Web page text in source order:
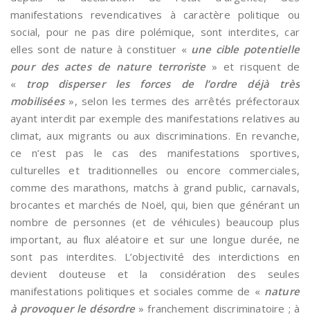
manifestations revendicatives à caractère politique ou
social, pour ne pas dire polémique, sont interdites, car
elles sont de nature à constituer « une cible potentielle
pour des actes de nature terroriste » et risquent de
« trop disperser les forces de l’ordre déjà très
mobilisées», selon les termes des arrêtés préfectoraux
ayant interdit par exemple des manifestations relatives au
climat, aux migrants ou aux discriminations. En revanche,
ce n’est pas le cas des manifestations sportives,
culturelles et traditionnelles ou encore commerciales,
comme des marathons, matchs à grand public, carnavals,
brocantes et marchés de Noël, qui, bien que générant un
nombre de personnes (et de véhicules) beaucoup plus
important, au flux aléatoire et sur une longue durée, ne
sont pas interdites. L’objectivité des interdictions en
devient douteuse et la considération des seules
manifestations politiques et sociales comme de « nature
à provoquer le désordre» franchement discriminatoire ; à